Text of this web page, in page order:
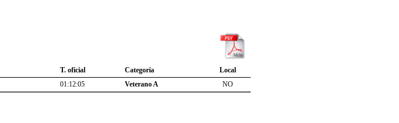
T. oficial Categoría
Local
01:12:05 Veterano A
NO